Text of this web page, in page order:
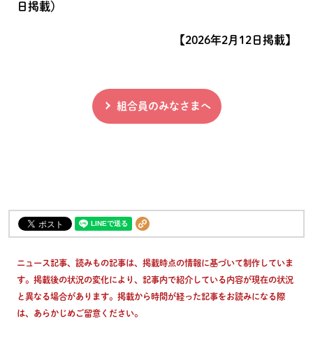
日掲載）
【2026年2月12日掲載】
組合員のみなさまへ
ニュース記事、読みもの記事は、掲載時点の情報に基づいて制作していま
す。掲載後の状況の変化により、記事内で紹介している内容が現在の状況
と異なる場合があります。掲載から時間が経った記事をお読みになる際
は、あらかじめご留意ください。